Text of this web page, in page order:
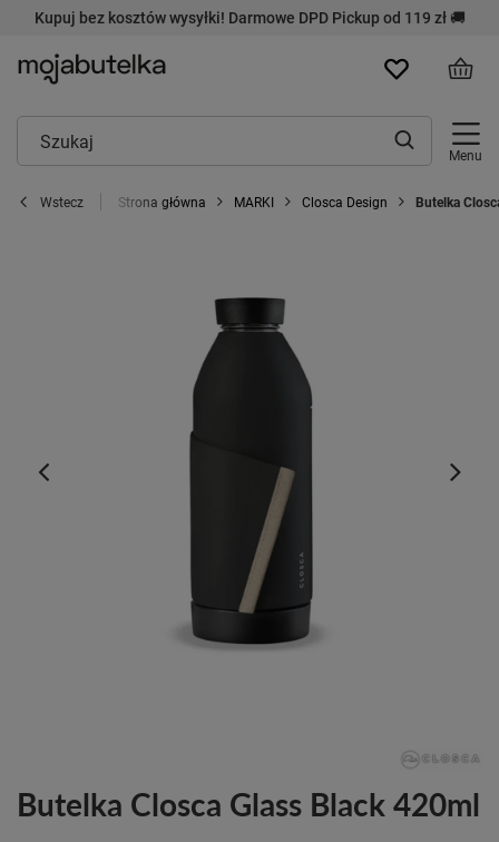
Kupuj bez kosztów wysyłki! Darmowe DPD Pickup od 119 zł 🚚
Menu
Wstecz Strona główna MARKI Closca Design Butelka
Butelka Closca Glass Black 420ml